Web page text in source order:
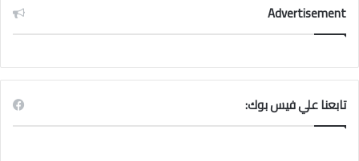
Advertisement
تابعنا علي فيس بوك: